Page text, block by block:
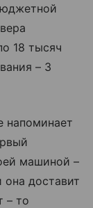
18 тысяч
– 3
напоминает
машиной –
она доставит
– то